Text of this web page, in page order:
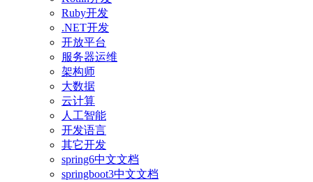
Ruby开发
.NET开发
开放平台
服务器运维
架构师
大数据
云计算
人工智能
开发语言
其它开发
spring6中文文档
springboot3中文文档